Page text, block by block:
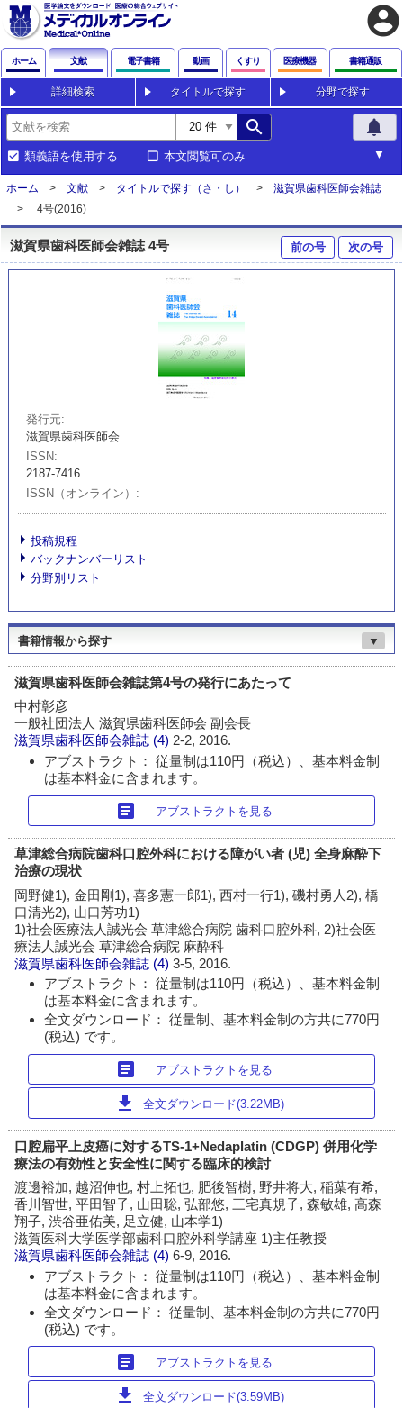
account_circle
ホーム 文献 電子書籍 動画 くすり 医療機器 書籍通販
詳細検索 タイトルで探す 分野で探す
search notifications
類義語を使用する 本文閲覧可のみ
ホーム 文献 タイトルで探す（さ・し）
滋賀県歯科医師会雑誌
4号(2016)
滋賀県歯科医師会雑誌 4号 前の号 次の号
発行元
滋賀県歯科医師会
ISSN
2187-7416
ISSN（オンライン）
投稿規程
バックナンバーリスト
分野別リスト
書籍情報から探す ▼
滋賀県歯科医師会雑誌第4号の発行にあたって
中村彰彦
一般社団法人 滋賀県歯科医師会 副会長
滋賀県歯科医師会雑誌 (4)2-2, 2016.
アブストラクト： 従量制は110円（税込）、基本料金制
は基本料金に含まれます。
article アブストラクトを見る
草津総合病院歯科口腔外科における障がい者 (児) 全身麻酔下
治療の現状
岡野健1), 金田剛1), 喜多憲一郎1), 西村一行1), 磯村勇人2), 橋
口清光2), 山口芳功1)
1)社会医療法人誠光会 草津総合病院 歯科口腔外科, 2)社会医
療法人誠光会 草津総合病院 麻酔科
滋賀県歯科医師会雑誌 (4)3-5, 2016.
アブストラクト： 従量制は110円（税込）、基本料金制
は基本料金に含まれます。
全文ダウンロード： 従量制、基本料金制の方共に770円
(税込) です。
article アブストラクトを見る
download 全文ダウンロード(3.22MB)
口腔扁平上皮癌に対するTS-1+Nedaplatin (CDGP) 併用化学
療法の有効性と安全性に関する臨床的検討
渡邊裕加, 越沼伸也, 村上拓也, 肥後智樹, 野井将大, 稲葉有希,
香川智世, 平田智子, 山田聡, 弘部悠, 三宅真規子, 森敏雄, 高森
翔子, 渋谷亜佑美, 足立健, 山本学1)
滋賀医科大学医学部歯科口腔外科学講座 1)主任教授
滋賀県歯科医師会雑誌 (4)6-9, 2016.
アブストラクト： 従量制は110円（税込）、基本料金制
は基本料金に含まれます。
全文ダウンロード： 従量制、基本料金制の方共に770円
(税込) です。
article アブストラクトを見る
download 全文ダウンロード(3.59MB)